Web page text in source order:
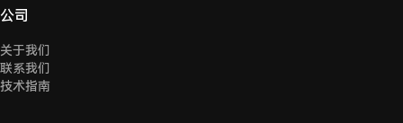
公司
关于我们
联系我们
技术指南